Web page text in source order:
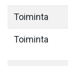
Toiminta
Toiminta